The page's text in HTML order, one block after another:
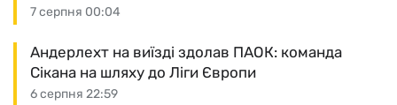
7 серпня 00:04
6 серпня 22:59
Андерлехт на виїзді здолав ПАОК: команда
Сікана на шляху до Ліги Європи